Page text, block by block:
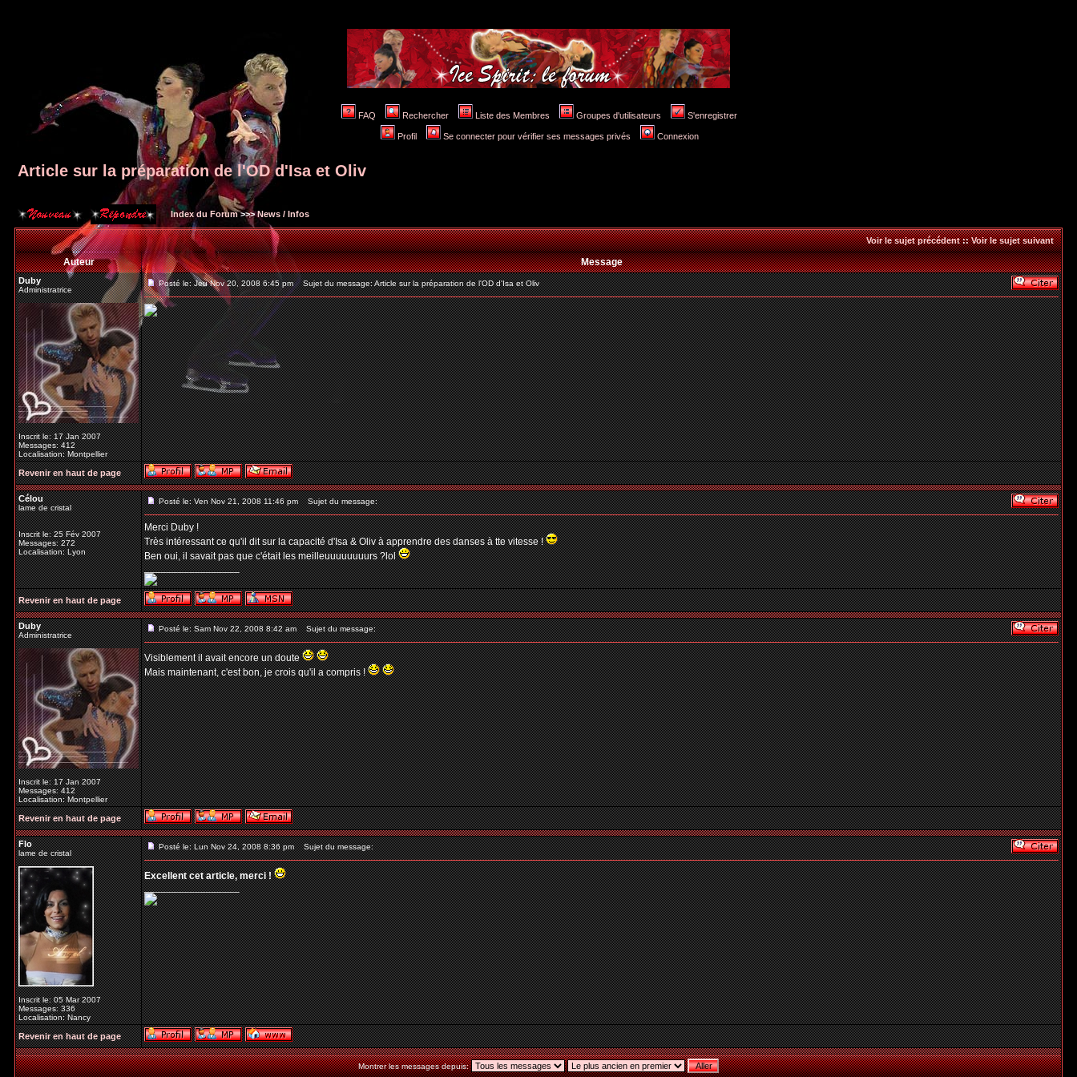
FAQ Rechercher Liste des Membres Groupes d'utilisateurs S'enregistrer
Profil Se connecter pour vérifier ses messages privés Connexion
Article sur la préparation de l'OD d'Isa et Oliv
Index du Forum>>>News / Infos
Voir le sujet précédent::Voir le sujet suivant
Auteur Message
Duby
Administratrice
Inscrit le: 17 Jan 2007
Messages: 412
Localisation: Montpellier
Posté le: Jeu Nov 20, 2008 6:45 pm Sujet du message: Article sur la préparation de l'OD d'Isa et Oliv
Revenir en haut de page
Célou
lame de cristal
Inscrit le: 25 Fév 2007
Messages: 272
Localisation: Lyon
Posté le: Ven Nov 21, 2008 11:46 pm Sujet du message:
Merci Duby !
Très intéressant ce qu'il dit sur la capacité d'Isa & Oliv à apprendre des danses à tte vitesse !
Ben oui, il savait pas que c'était les meilleuuuuuuuurs ?lol
_________________
Revenir en haut de page
Duby
Administratrice
Inscrit le: 17 Jan 2007
Messages: 412
Localisation: Montpellier
Posté le: Sam Nov 22, 2008 8:42 am Sujet du message:
Visiblement il avait encore un doute
Mais maintenant, c'est bon, je crois qu'il a compris !
Revenir en haut de page
Flo
lame de cristal
Inscrit le: 05 Mar 2007
Messages: 336
Localisation: Nancy
Posté le: Lun Nov 24, 2008 8:36 pm Sujet du message:
Excellent cet article, merci !
_________________
Revenir en haut de page
Montrer les messages depuis: